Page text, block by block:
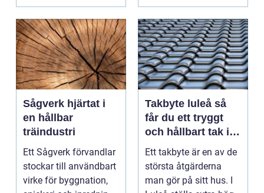
Sågverk hjärtat i
en hållbar
träindustri
Ett Sågverk förvandlar
stockar till användbart
virke för byggnation,
Takbyte luleå så
får du ett tryggt
och hållbart tak i
norrbottniskt
klimat
Ett takbyte är en av de
största åtgärderna
man gör på sitt hus. I